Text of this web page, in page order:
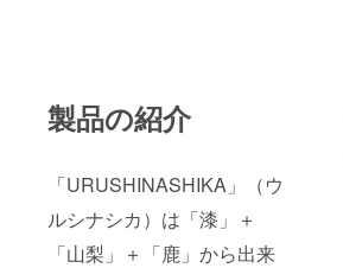
製品の紹介
「URUSHINASHIKA」（ウ
ルシナシカ）は「漆」＋
「山梨」＋「鹿」から出来